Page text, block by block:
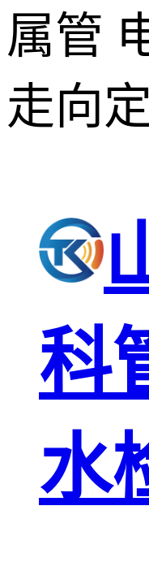
属管
走向
科
水